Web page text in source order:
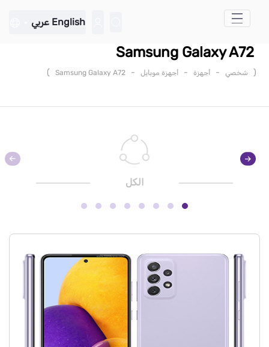
تخطي إلى المحتوى الرئيسي
English عربي
Samsung Galaxy A72
( شخصي - أجهزة - أجهزة موبايل -
Samsung Galaxy A72
)
الكل